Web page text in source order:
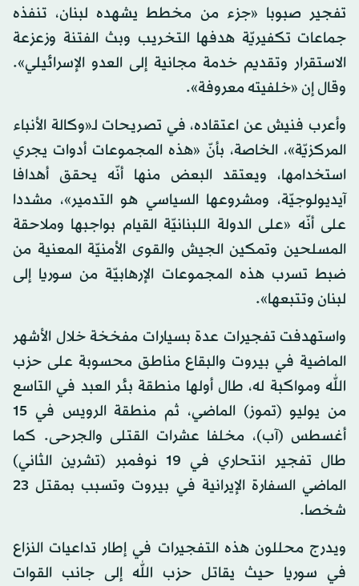
تفجير صبوبا «جزء من مخطط يشهده لبنان، تنفذه
جماعات تكفيريّة هدفها التخريب وبث الفتنة وزعزعة
الاستقرار وتقديم خدمة مجانية إلى العدو الإسرائيلي».
وقال إن «خلفيته معروفة».
وأعرب فنيش عن اعتقاده، في تصريحات لـ«وكالة الأنباء
المركزيّة»، الخاصة، بأنّ «هذه المجموعات أدوات يجري
استخدامها، ويعتقد البعض منها أنّه يحقق أهدافا
آيديولوجيّة، ومشروعها السياسي هو التدمير»، مشددا
على أنّه «على الدولة اللبنانيّة القيام بواجبها وملاحقة
المسلحين وتمكين الجيش والقوى الأمنيّة المعنية من
ضبط تسرب هذه المجموعات الإرهابيّة من سوريا إلى
لبنان وتتبعها».
واستهدفت تفجيرات عدة بسيارات مفخخة خلال الأشهر
الماضية في بيروت والبقاع مناطق محسوبة على حزب
الله ومواكبة له، طال أولها منطقة بئر العبد في التاسع
من يوليو (تموز) الماضي، ثم منطقة الرويس في 15
أغسطس (آب)، مخلفا عشرات القتلى والجرحى. كما
طال تفجير انتحاري في 19 نوفمبر (تشرين الثاني)
الماضي السفارة الإيرانية في بيروت وتسبب بمقتل 23
شخصا.
ويدرج محللون هذه التفجيرات في إطار تداعيات النزاع
في سوريا حيث يقاتل حزب الله إلى جانب القوات